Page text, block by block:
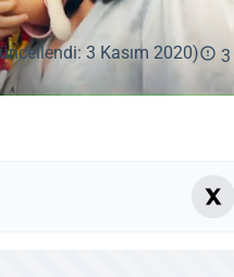
3 Kasım 2020) 3